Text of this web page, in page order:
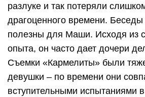
разлуке и так потеряли
драгоценного времени. Беседы
полезны для Маши. Исходя из
опыта, он часто дает дочери
Съемки «Кармелиты» были
девушки – по времени они
вступительными испытаниями